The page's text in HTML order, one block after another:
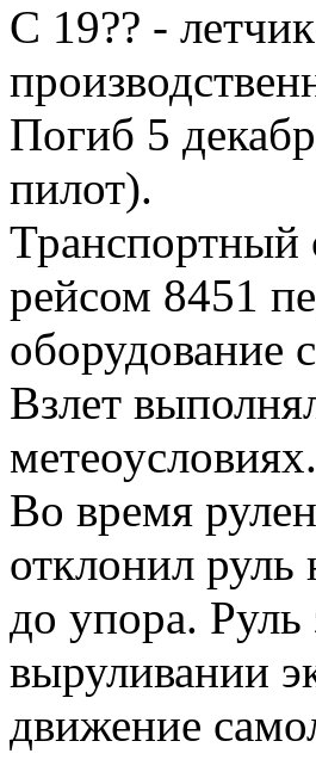
С 19?? -
Погиб 5
пилот).
рейсом 8451
оборудование
Взлет
метеоусловиях.
Во время
отклонил руль
до упора.
выруливании
движение